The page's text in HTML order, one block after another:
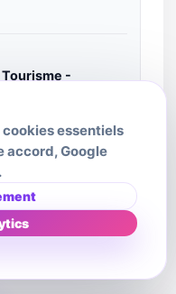
-
essentiels
accord, Google